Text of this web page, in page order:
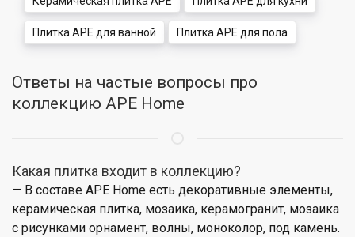
Плитка APE для ванной Плитка APE для пола
Ответы на частые вопросы про
коллекцию APE Home
Какая плитка входит в коллекцию?
— В составе APE Home есть декоративные элементы,
керамическая плитка, мозаика, керамогранит, мозаика
с рисунками орнамент, волны, моноколор, под камень.